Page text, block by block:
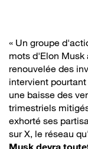
« Un groupe
mots d'Elon
renouvelée des
intervient
une baisse des
trimestriels
exhorté ses
sur X, le réseau